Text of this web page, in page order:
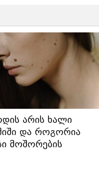
არის ხალი
და როგორია
მოშორების